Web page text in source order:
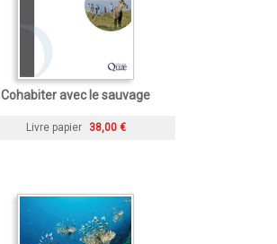
Cohabiter avec le sauvage
Livre papier 38,00 €